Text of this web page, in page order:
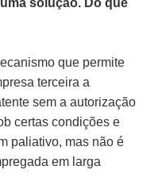
que permite
terceira a
sem a autorização
certas condições e
paliativo, mas não é
em larga